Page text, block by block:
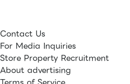
Contact Us
For Media Inquiries
Store Property Recruitment
About advertising